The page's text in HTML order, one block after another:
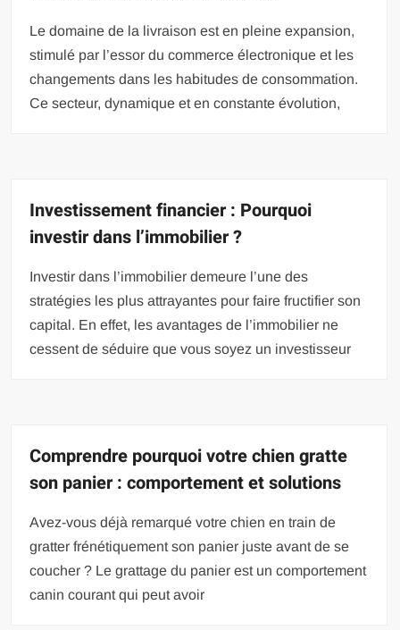
Le domaine de la livraison est en pleine expansion,
stimulé par l’essor du commerce électronique et les
changements dans les habitudes de consommation.
Ce secteur, dynamique et en constante évolution,
Investissement financier : Pourquoi
investir dans l’immobilier ?
Investir dans l’immobilier demeure l’une des
stratégies les plus attrayantes pour faire fructifier son
capital. En effet, les avantages de l’immobilier ne
cessent de séduire que vous soyez un investisseur
Comprendre pourquoi votre chien gratte
son panier : comportement et solutions
Avez-vous déjà remarqué votre chien en train de
gratter frénétiquement son panier juste avant de se
coucher ? Le grattage du panier est un comportement
canin courant qui peut avoir